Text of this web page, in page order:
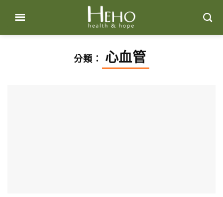
content
分類： 心血管